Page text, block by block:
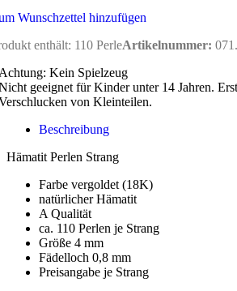
Wunschzettel hinzufügen
enthält: 110 PerleArtikelnummer:
Kein Spielzeug
geeignet für Kinder unter 14 Jahren.
von Kleinteilen.
Beschreibung
Hämatit Perlen Strang
Farbe vergoldet (18K)
natürlicher Hämatit
A Qualität
ca. 110 Perlen je Strang
Größe 4 mm
Fädelloch 0,8 mm
Preisangabe je Strang